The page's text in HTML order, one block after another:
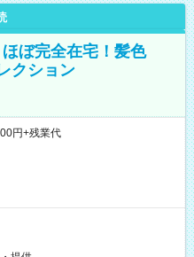
ぼ完全在宅！髪色
クション
円+残業代